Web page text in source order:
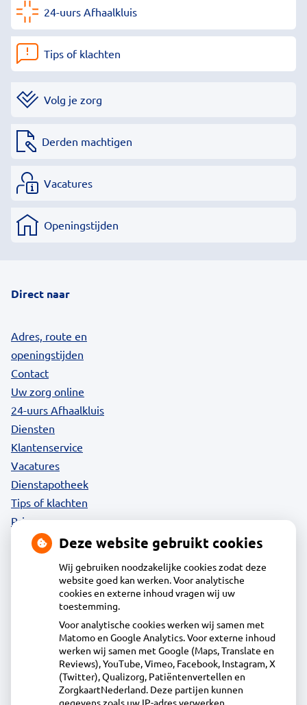
24-uurs Afhaalkluis
Tips of klachten
Volg je zorg
Derden machtigen
Vacatures
Openingstijden
Direct naar
Adres, route en
openingstijden
Contact
Uw zorg online
24-uurs Afhaalkluis
Diensten
Klantenservice
Vacatures
Dienstapotheek
Tips of klachten
Privacy
Apotheek Daalmeer
J.Naberstraat 43, 1827LB Alkmaar
072-5613434
info@apotheekdaalmeer.nl
Inschrijven
Deze website gebruikt cookies
Wij gebruiken noodzakelijke cookies zodat deze
website goed kan werken. Voor analytische
cookies en externe inhoud vragen wij uw
toestemming.
Voor analytische cookies werken wij samen met
Matomo en Google Analytics. Voor externe inhoud
werken wij samen met Google (Maps, Translate en
Reviews), YouTube, Vimeo, Facebook, Instagram, X
(Twitter), Qualizorg, Patiëntenvertellen en
ZorgkaartNederland. Deze partijen kunnen
gegevens zoals uw IP-adres verwerken.